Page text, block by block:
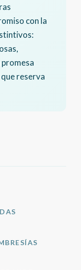
con la
reserva